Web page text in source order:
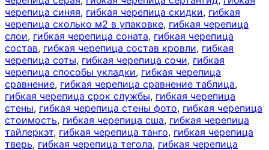
черепица синяя, гибкая черепица скидки, гибкая
черепица сколько м2 в упаковке, гибкая черепица
слои, гибкая черепица соната, гибкая черепица
состав, гибкая черепица состав кровли, гибкая
черепица соты, гибкая черепица сочи, гибкая
черепица способы укладки, гибкая черепица
сравнение, гибкая черепица сравнение таблица,
гибкая черепица срок службы, гибкая черепица
стены, гибкая черепица стены фото, гибкая черепица
стоимость, гибкая черепица сша, гибкая черепица
тайлеркэт, гибкая черепица танго, гибкая черепица
тверь, гибкая черепица тегола, гибкая черепица